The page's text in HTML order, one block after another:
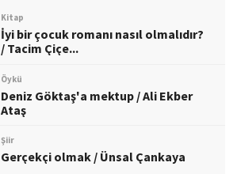
Kitap
İyi bir çocuk romanı nasıl olmalıdır?
/ Tacim Çiçe...
Öykü
Deniz Göktaş'a mektup / Ali Ekber
Ataş
Şiir
Gerçekçi olmak / Ünsal Çankaya